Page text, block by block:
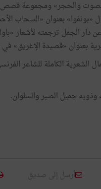
«الصوت والحجر» ومجموعة
2013، وبالتوازي مع ذلك نشر في 2009 عن دار
«قصيدة الإغريق» في 2012.
الشعرية الكاملة للشاعر
وذويه جميل الصبر والسلوان.
أرسل إلى صديق